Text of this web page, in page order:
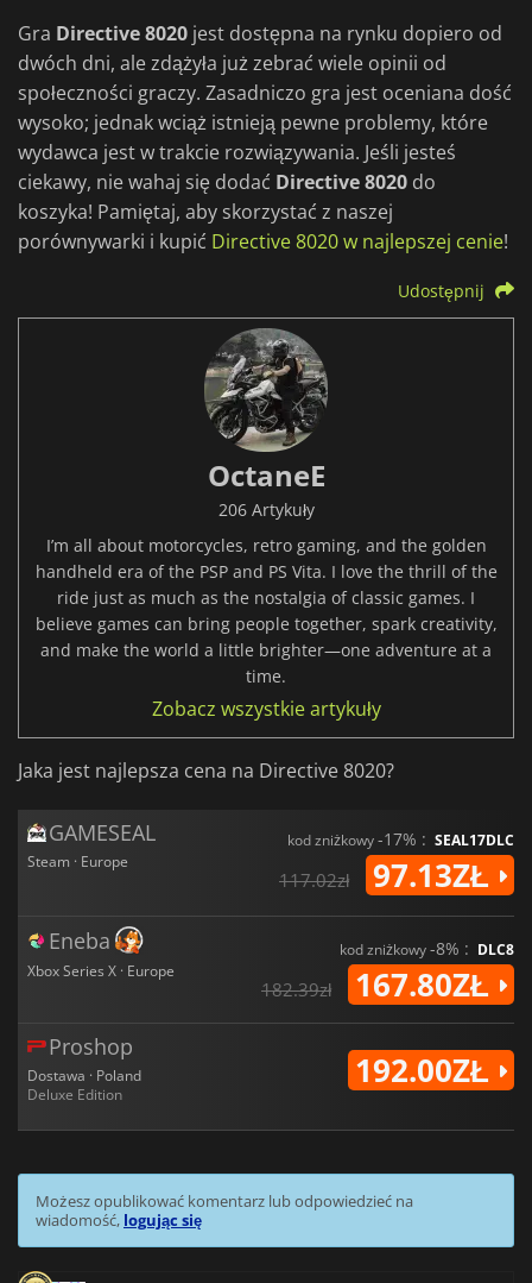
Gra Directive 8020 jest dostępna na rynku dopiero od
dwóch dni, ale zdążyła już zebrać wiele opinii od
społeczności graczy. Zasadniczo gra jest oceniana dość
wysoko; jednak wciąż istnieją pewne problemy, które
wydawca jest w trakcie rozwiązywania. Jeśli jesteś
ciekawy, nie wahaj się dodać Directive 8020 do
koszyka! Pamiętaj, aby skorzystać z naszej
porównywarki i kupić Directive 8020 w najlepszej cenie!
Udostępnij
OctaneE
206 Artykuły
I’m all about motorcycles, retro gaming, and the golden
handheld era of the PSP and PS Vita. I love the thrill of the
ride just as much as the nostalgia of classic games. I
believe games can bring people together, spark creativity,
and make the world a little brighter—one adventure at a
time.
Zobacz wszystkie artykuły
Jaka jest najlepsza cena na Directive 8020?
GAMESEAL
Steam · Europe
kod zniżkowy-17% : SEAL17DLC
117.02zł 97.13ZŁ
Eneba
Xbox Series X · Europe
kod zniżkowy-8% : DLC8
182.39zł 167.80ZŁ
Proshop
Dostawa · Poland
Deluxe Edition
192.00ZŁ
Możesz opublikować komentarz lub odpowiedzieć na
wiadomość, logując się